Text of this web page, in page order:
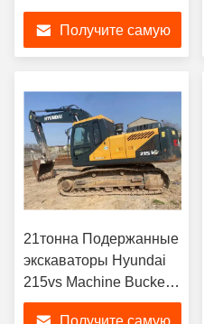
Volvo Ec200 Машина
0,85M3 емкость ведра
Получите самую
21тонна Подержанные
экскаваторы Hyundai
215vs Machine Bucket
0,92 кубических метров